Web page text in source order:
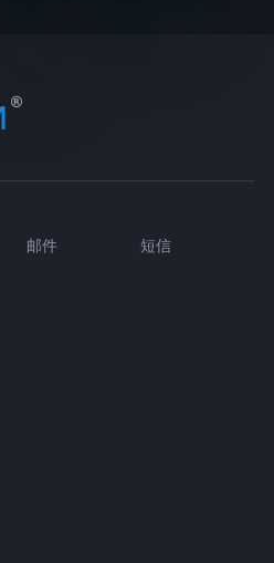
邮件
短信